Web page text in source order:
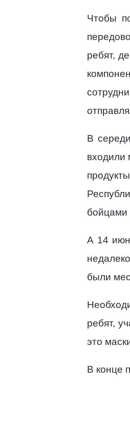
Чтобы
ребят,
В
входили
бойцами
А 14
были
ребят,
это
В конце